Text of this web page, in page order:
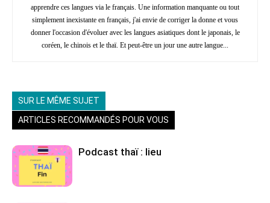
apprendre ces langues via le français. Une information manquante ou tout
simplement inexistante en français, j'ai envie de corriger la donne et vous
donner l'occasion d'évoluer avec les langues asiatiques dont le japonais, le
coréen, le chinois et le thaï. Et peut-être un jour une autre langue...
SUR LE MÊME SUJET
ARTICLES RECOMMANDÉS POUR VOUS
Podcast thaï : lieu